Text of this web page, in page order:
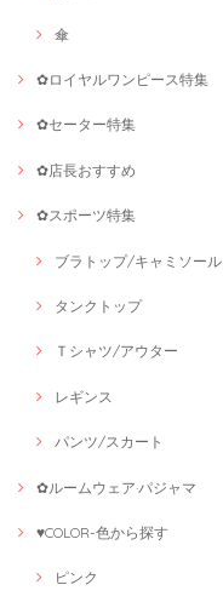
傘
✿ロイヤルワンピース特集
✿セーター特集
✿店長おすすめ
✿スポーツ特集
ブラトップ/キャミソール
タンクトップ
Ｔシャツ/アウター
レギンス
パンツ/スカート
✿ルームウェア·パジャマ
♥COLOR-色から探す
ピンク